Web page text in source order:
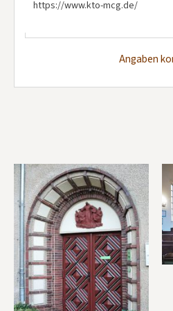
https://www.kto-mcg.de/
Angaben